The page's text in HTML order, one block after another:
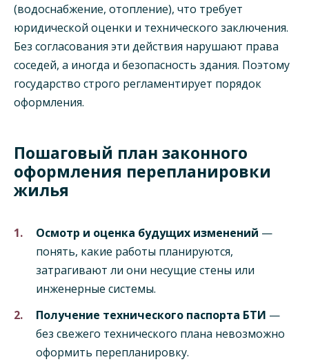
(водоснабжение, отопление), что требует
юридической оценки и технического заключения.
Без согласования эти действия нарушают права
соседей, а иногда и безопасность здания. Поэтому
государство строго регламентирует порядок
оформления.
Пошаговый план законного
оформления перепланировки
жилья
Осмотр и оценка будущих изменений —
понять, какие работы планируются,
затрагивают ли они несущие стены или
инженерные системы.
Получение технического паспорта БТИ —
без свежего технического плана невозможно
оформить перепланировку.